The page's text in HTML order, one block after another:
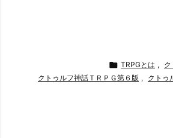
 TRPGとは ,
クトゥルフ神話ＴＲＰＧ第６版 , クトゥ